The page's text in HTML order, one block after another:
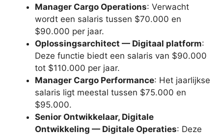
Manager Cargo Operations: Verwacht
wordt een salaris tussen $70.000 en
$90.000 per jaar.
Oplossingsarchitect — Digitaal platform:
Deze functie biedt een salaris van $90.000
tot $110.000 per jaar.
Manager Cargo Performance: Het jaarlijkse
salaris ligt meestal tussen $75.000 en
$95.000.
Senior Ontwikkelaar, Digitale
Ontwikkeling — Digitale Operaties: Deze